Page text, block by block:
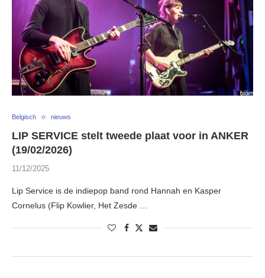
Belgisch nieuws
LIP SERVICE stelt tweede plaat voor in ANKER
(19/02/2026)
11/12/2025
Lip Service is de indiepop band rond Hannah en Kasper
Cornelus (Flip Kowlier, Het Zesde …